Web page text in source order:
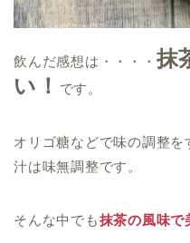
飲んだ感想は・・・・ 抹
い！
です。
オリゴ糖などで味の調整
汁は味無調整です。
そんな中でも抹茶の風味で